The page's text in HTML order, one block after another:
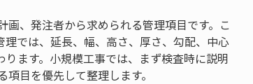
、発注者から求められる管理項目です。こ
では、延長、幅、高さ、厚さ、勾配、中心
ます。小規模工事では、まず検査時に説明
目を優先して整理します。